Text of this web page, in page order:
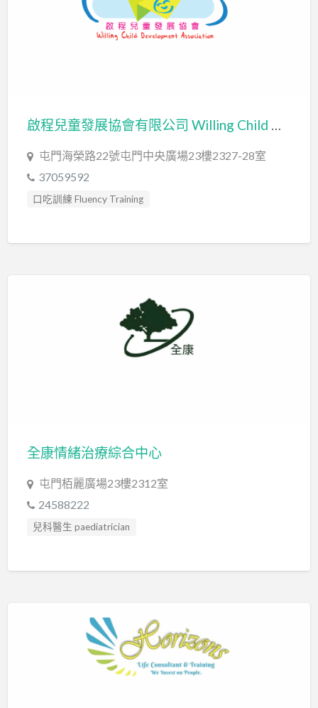
啟程兒童發展協會有限公司 Willing Child Development Association Limited WCDA
屯門海榮路22號屯門中央廣場23樓2327-28室
37059592
口吃訓練 Fluency Training
發音訓練 Articulation Training
自閉症訓練 Autism Training
言語治療師 Speech Therapist
言語評估 Speech Assessment
全康情緒治療綜合中心
屯門栢麗廣場23樓2312室
24588222
兒科醫生 paediatrician
教育心理學家 Educational Psychologist
輔導員 Counsellor